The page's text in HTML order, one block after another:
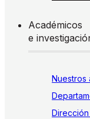
Académicos
e
Nuestros